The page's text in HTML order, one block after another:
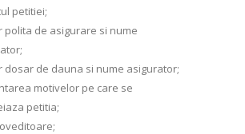
petitiei;
polita de asigurare si nume
dosar de dauna si nume asigurator;
motivelor pe care se
petitia;